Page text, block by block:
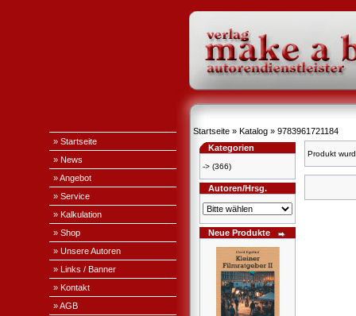
» Startseite
» News
» Angebot
» Service
» Kalkulation
» Shop
» Unsere Autoren
» Links / Banner
» Kontakt
» AGB
Startseite » Katalog » 9783961721184
Kategorien
-> (366)
Autoren/Hrsg.
Neue Produkte
Produkt